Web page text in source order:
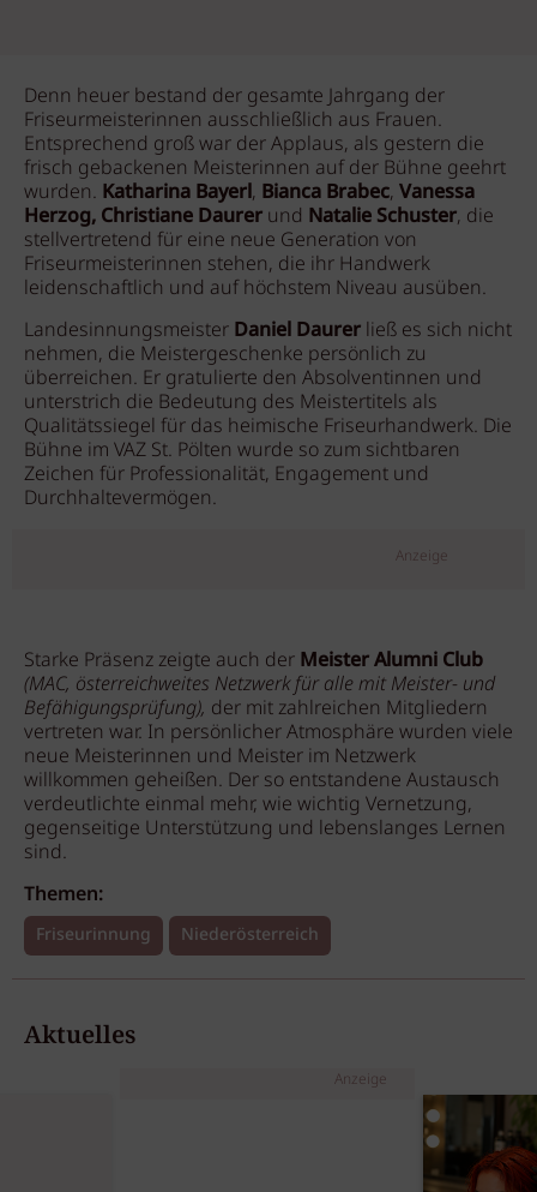
Denn heuer bestand der gesamte Jahrgang der
Friseurmeisterinnen ausschließlich aus Frauen.
Entsprechend groß war der Applaus, als gestern die
frisch gebackenen Meisterinnen auf der Bühne geehrt
wurden. Katharina Bayerl, Bianca Brabec, Vanessa
Herzog, Christiane Daurer und Natalie Schuster, die
stellvertretend für eine neue Generation von
Friseurmeisterinnen stehen, die ihr Handwerk
leidenschaftlich und auf höchstem Niveau ausüben.
Landesinnungsmeister Daniel Daurer ließ es sich nicht
nehmen, die Meistergeschenke persönlich zu
überreichen. Er gratulierte den Absolventinnen und
unterstrich die Bedeutung des Meistertitels als
Qualitätssiegel für das heimische Friseurhandwerk. Die
Bühne im VAZ St. Pölten wurde so zum sichtbaren
Zeichen für Professionalität, Engagement und
Durchhaltevermögen.
Anzeige
Starke Präsenz zeigte auch der Meister Alumni Club
(MAC, österreichweites Netzwerk für alle mit Meister- und
Befähigungsprüfung), der mit zahlreichen Mitgliedern
vertreten war. In persönlicher Atmosphäre wurden viele
neue Meisterinnen und Meister im Netzwerk
willkommen geheißen. Der so entstandene Austausch
verdeutlichte einmal mehr, wie wichtig Vernetzung,
gegenseitige Unterstützung und lebenslanges Lernen
sind.
Themen:
Friseurinnung Niederösterreich
Aktuelles
Anzeige